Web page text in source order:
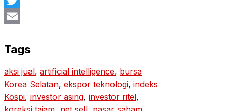
Twitter
Tags
aksi jual, artificial intelligence, bursa
Korea Selatan, ekspor teknologi, indeks
Kospi, investor asing, investor ritel